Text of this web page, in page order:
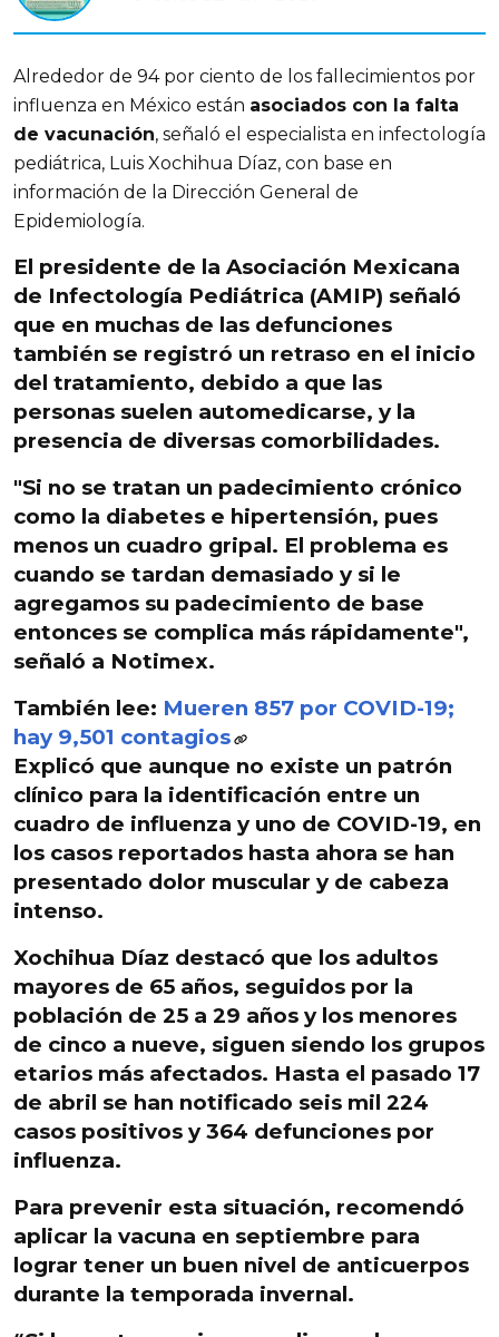
Alrededor de 94 por ciento de los fallecimientos por
influenza en México están asociados con la falta
de vacunación, señaló el especialista en infectología
pediátrica, Luis Xochihua Díaz, con base en
información de la Dirección General de
Epidemiología.
El presidente de la Asociación Mexicana
de Infectología Pediátrica (AMIP) señaló
que en muchas de las defunciones
también se registró un retraso en el inicio
del tratamiento, debido a que las
personas suelen automedicarse, y la
presencia de diversas comorbilidades.
"Si no se tratan un padecimiento crónico
como la diabetes e hipertensión, pues
menos un cuadro gripal. El problema es
cuando se tardan demasiado y si le
agregamos su padecimiento de base
entonces se complica más rápidamente",
señaló a Notimex.
También lee: Mueren 857 por COVID-19;
hay 9,501 contagios
Explicó que aunque no existe un patrón
clínico para la identificación entre un
cuadro de influenza y uno de COVID-19, en
los casos reportados hasta ahora se han
presentado dolor muscular y de cabeza
intenso.
Xochihua Díaz destacó que los adultos
mayores de 65 años, seguidos por la
población de 25 a 29 años y los menores
de cinco a nueve, siguen siendo los grupos
etarios más afectados. Hasta el pasado 17
de abril se han notificado seis mil 224
casos positivos y 364 defunciones por
influenza.
Para prevenir esta situación, recomendó
aplicar la vacuna en septiembre para
lograr tener un buen nivel de anticuerpos
durante la temporada invernal.